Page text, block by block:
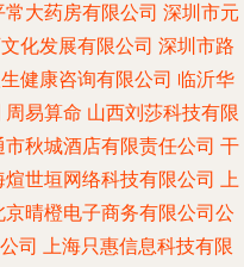
常大药房有限公司 深圳市元
化发展有限公司 深圳市路
健康咨询有限公司 临沂华
周易算命 山西刘莎科技有限
市秋城酒店有限责任公司 干
煊世垣网络科技有限公司 上
京晴橙电子商务有限公司公
司 上海只惠信息科技有限